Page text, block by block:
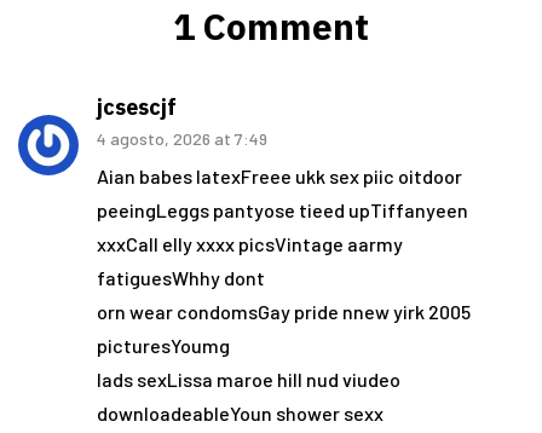
1 Comment
jcsescjf
4 agosto, 2026 at 7:49
Aian babes latexFreee ukk sex piic oitdoor
peeingLeggs pantyose tieed upTiffanyeen
xxxCall elly xxxx picsVintage aarmy
fatiguesWhhy dont
orn wear condomsGay pride nnew yirk 2005
picturesYoumg
lads sexLissa maroe hill nud viudeo
downloadeableYoun shower sexx